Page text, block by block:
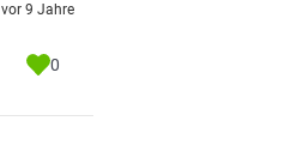
vor 9 Jahre
0